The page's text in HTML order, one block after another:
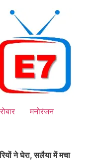
मनोरंजन
ने घेरा, सलैया में मचा